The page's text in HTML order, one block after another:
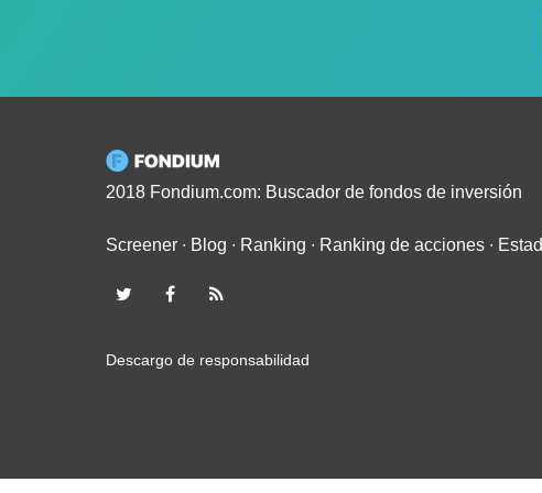
2018 Fondium.com: Buscador de fondos de inversión
Screener ∙ Blog ∙ Ranking ∙ Ranking de acciones ∙
Descargo de responsabilidad